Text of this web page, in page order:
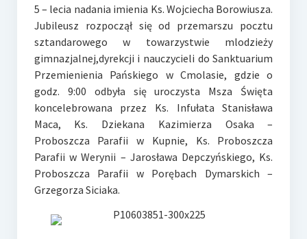
Poczta szkolna
Dziennik elektroniczny
e-Rada
Logowanie
5 – lecia nadania imienia Ks. Wojciecha Borowiusza.
Jubileusz rozpoczął się od przemarszu pocztu
sztandarowego w towarzystwie mlodzieży
gimnazjalnej,dyrekcji i nauczycieli do Sanktuarium
Przemienienia Pańskiego w Cmolasie, gdzie o
godz. 9:00 odbyła się uroczysta Msza Święta
koncelebrowana przez Ks. Infułata Stanisława
Maca, Ks. Dziekana Kazimierza Osaka –
Proboszcza Parafii w Kupnie, Ks. Proboszcza
Parafii w Werynii – Jarosława Depczyńskiego, Ks.
Proboszcza Parafii w Porębach Dymarskich –
Grzegorza Siciaka.